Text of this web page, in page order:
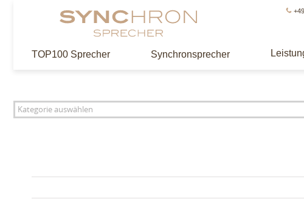
TOP100 Sprecher Synchronsprecher